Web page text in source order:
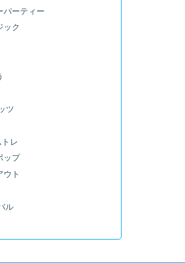
パーティー
ック
ツ
トレ
ップ
ウト
ル